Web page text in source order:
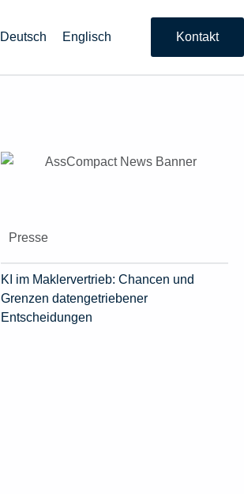
Deutsch Englisch Kontakt
Presse
KI im Maklervertrieb: Chancen und
Grenzen datengetriebener
Entscheidungen